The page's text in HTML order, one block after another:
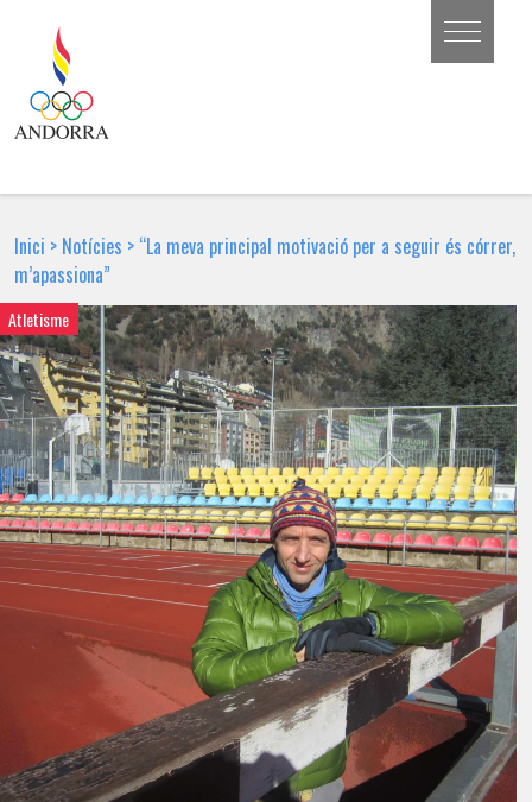
Inici > Notícies > “La meva principal motivació per a seguir és córrer,
m’apassiona”
Atletisme